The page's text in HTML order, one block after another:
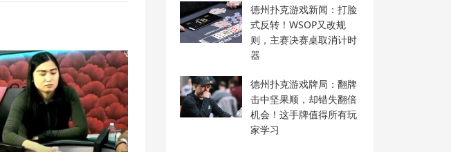
德州扑克游戏新闻：打脸
式反转！WSOP又改规
则，主赛决赛桌取消计时
器
德州扑克游戏牌局：翻牌
击中坚果顺，却错失翻倍
机会！这手牌值得所有玩
家学习